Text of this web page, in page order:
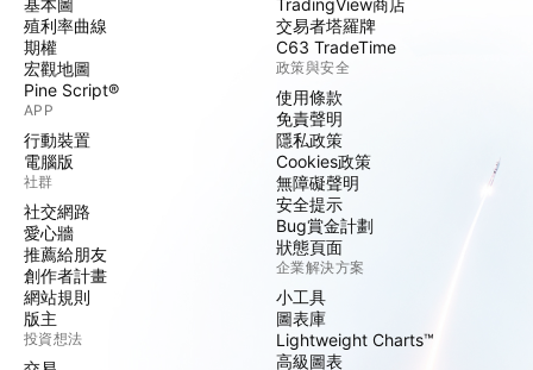
基本圖
殖利率曲線
期權
宏觀地圖
Pine Script®
APP
行動裝置
電腦版
社群
社交網路
愛心牆
推薦給朋友
創作者計畫
網站規則
版主
投資想法
TradingView商店
交易者塔羅牌
C63 TradeTime
政策與安全
使用條款
免責聲明
隱私政策
Cookies政策
無障礙聲明
安全提示
Bug賞金計劃
狀態頁面
企業解決方案
小工具
圖表庫
Lightweight Charts™
高級圖表